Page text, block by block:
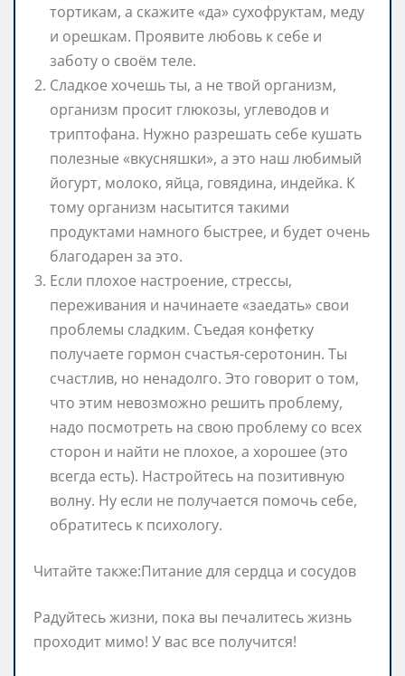
тортикам, а скажите «да» сухофруктам, меду
и орешкам. Проявите любовь к себе и
заботу о своём теле.
Сладкое хочешь ты, а не твой организм,
организм просит глюкозы, углеводов и
триптофана. Нужно разрешать себе кушать
полезные «вкусняшки», а это наш любимый
йогурт, молоко, яйца, говядина, индейка. К
тому организм насытится такими
продуктами намного быстрее, и будет очень
благодарен за это.
Если плохое настроение, стрессы,
переживания и начинаете «заедать» свои
проблемы сладким. Съедая конфетку
получаете гормон счастья-серотонин. Ты
счастлив, но ненадолго. Это говорит о том,
что этим невозможно решить проблему,
надо посмотреть на свою проблему со всех
сторон и найти не плохое, а хорошее (это
всегда есть). Настройтесь на позитивную
волну. Ну если не получается помочь себе,
обратитесь к психологу.
Читайте также:Питание для сердца и сосудов
Радуйтесь жизни, пока вы печалитесь жизнь
проходит мимо! У вас все получится!